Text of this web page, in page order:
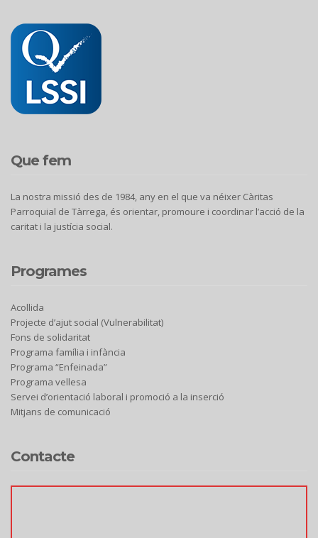
Que fem
La nostra missió des de 1984, any en el que va néixer Càritas
Parroquial de Tàrrega, és orientar, promoure i coordinar l’acció de la
caritat i la justícia social.
Programes
Acollida
Projecte d’ajut social (Vulnerabilitat)
Fons de solidaritat
Programa família i infància
Programa “Enfeinada”
Programa vellesa
Servei d’orientació laboral i promoció a la inserció
Mitjans de comunicació
Contacte